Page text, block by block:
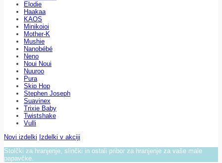
Elodie
Haakaa
KAOS
Minikoioi
Mother-K
Mushie
Nanobébé
Neno
Noui Noui
Nuuroo
Pura
Skip Hop
Stephen Joseph
Suavinex
Trixie Baby
Twistshake
Vulli
Novi izdelki Izdelki v akciji
Stolčki za hranjenje, slinčki in ostali pribor za hranjenje za vaše male
papavčke.